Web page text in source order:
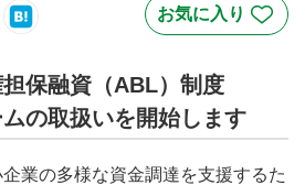
保融資（ABL）制度
の取扱いを開始します
業の多様な資金調達を支援するた